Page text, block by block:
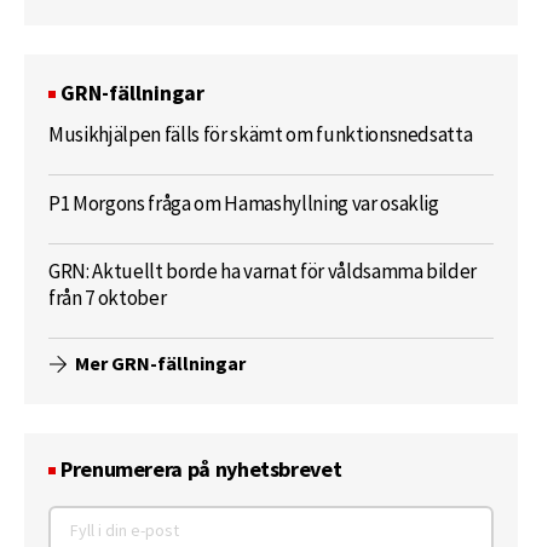
GRN-fällningar
Musikhjälpen fälls för skämt om funktionsnedsatta
P1 Morgons fråga om Hamashyllning var osaklig
GRN: Aktuellt borde ha varnat för våldsamma bilder
från 7 oktober
Mer GRN-fällningar
Prenumerera på nyhetsbrevet